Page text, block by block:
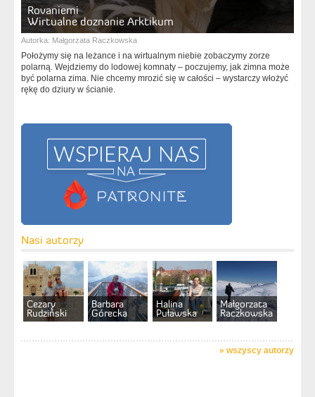
Rovaniemi
Wirtualne doznanie Arktikum
Autorka: Małgorzata Raczkowska
Położymy się na leżance i na wirtualnym niebie zobaczymy zorze
polarną. Wejdziemy do lodowej komnaty – poczujemy, jak zimna może
być polarna zima. Nie chcemy mrozić się w całości – wystarczy włożyć
rękę do dziury w ścianie.
Nasi autorzy
Cezary
Rudziński
Barbara
Górecka
Halina
Puławska
Małgorzata
Raczkowska
» wszyscy autorzy